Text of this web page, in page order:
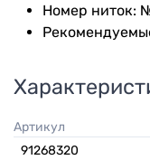
Номер ниток:
Артикул
91268320